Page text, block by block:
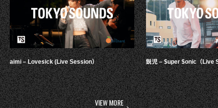
aimi – Lovesick (Live Session） 鋭児 – $uper $onic（Live
VIEW MORE